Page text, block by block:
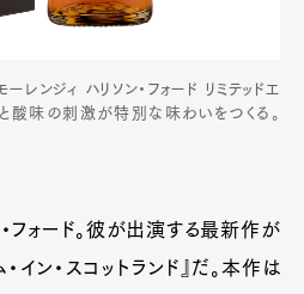
レンジィ ハリソン・フォード リミテッドエ
酸味の刺激が特別な味わいをつくる。
フォード。彼が出演する最新作が
・イン・スコットランド』だ。本作は